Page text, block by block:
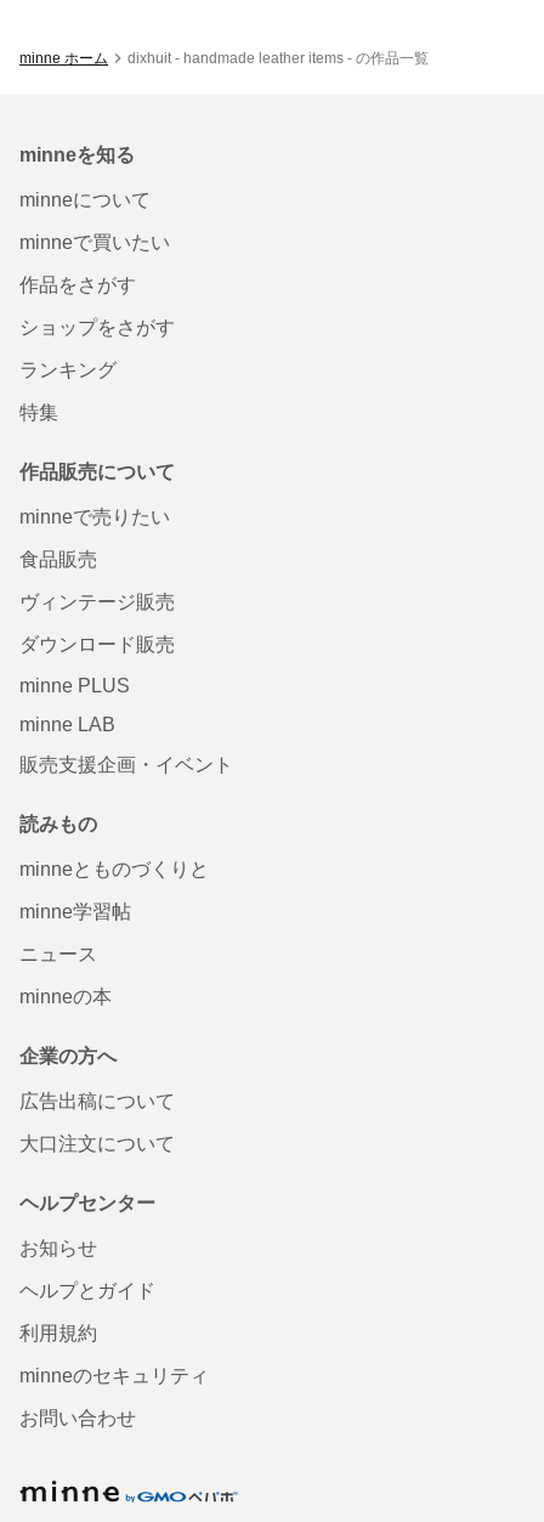
minne ホーム dixhuit - handmade leather items - の作品一覧
minneを知る
minneについて
minneで買いたい
作品をさがす
ショップをさがす
ランキング
特集
作品販売について
minneで売りたい
食品販売
ヴィンテージ販売
ダウンロード販売
minne PLUS
minne LAB
販売支援企画・イベント
読みもの
minneとものづくりと
minne学習帖
ニュース
minneの本
企業の方へ
広告出稿について
大口注文について
ヘルプセンター
お知らせ
ヘルプとガイド
利用規約
minneのセキュリティ
お問い合わせ